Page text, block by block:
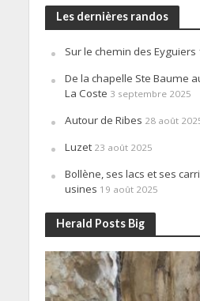
Les dernières randos
Sur le chemin des Eyguiers
De la chapelle Ste Baume
La Coste 3 septembre 2025
Autour de Ribes 28 août
Luzet 23 août 2025
Bollène, ses lacs et ses
usines 19 août 2025
Herald Posts Big